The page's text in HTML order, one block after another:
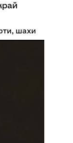
шахи